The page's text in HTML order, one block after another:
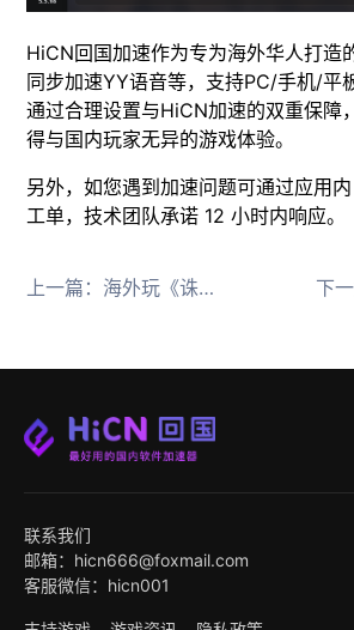
HiCN回国加速作为专为海外华人打造
同步加速YY语音等，支持PC/手机/平
通过合理设置与HiCN加速的双重保障
得与国内玩家无异的游戏体验。
另外，如您遇到加速问题可通过应用
工单，技术团队承诺 12 小时内响应。
上一篇： 海外玩《诛仙世界》国服延迟高、卡顿掉帧，推荐HiCN回国加速器 下
联系我们
邮箱：hicn666@foxmail.com
客服微信：hicn001